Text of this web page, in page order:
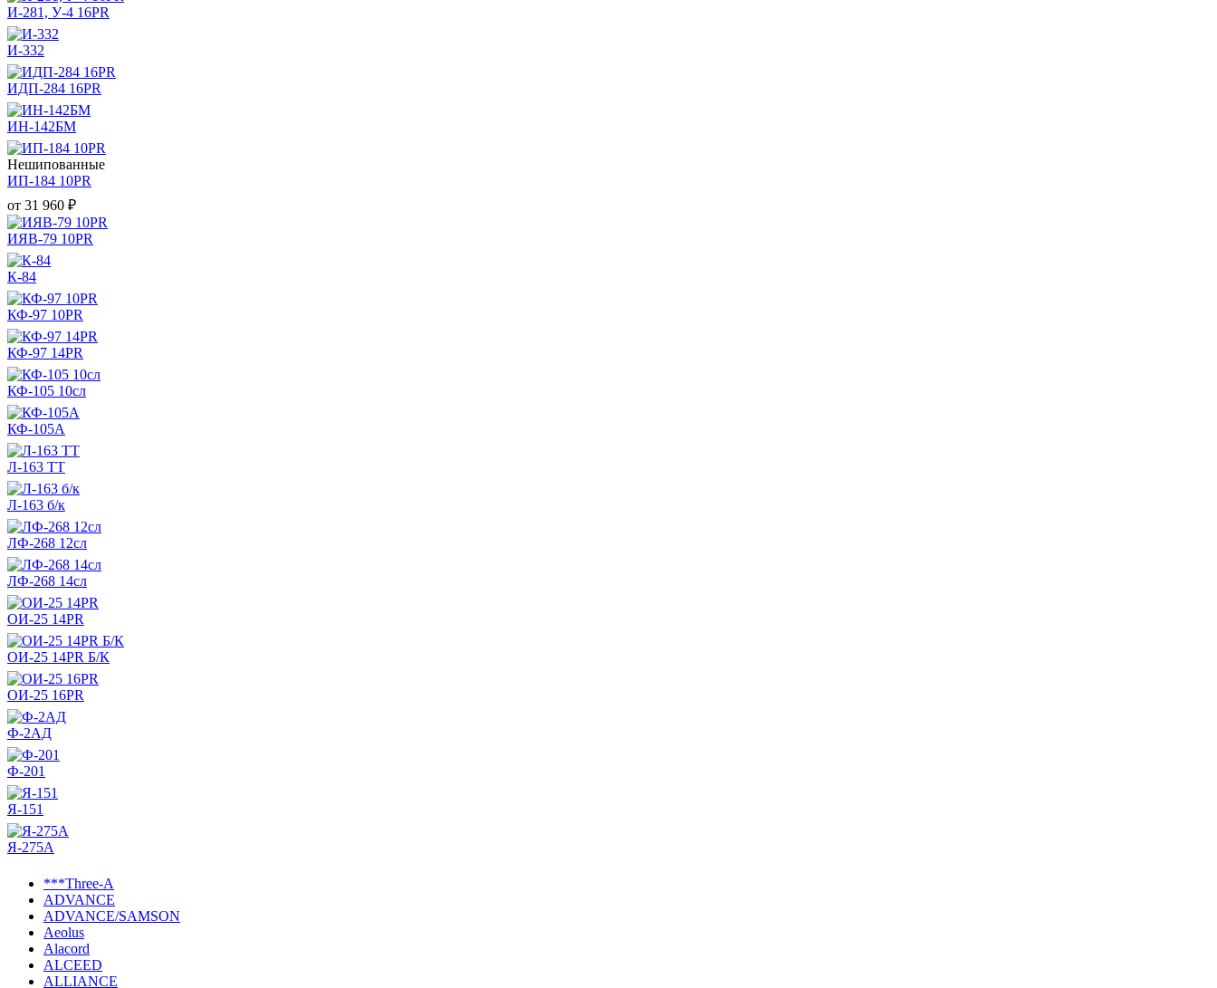
И-281, У-4 16PR
И-332
ИДП-284 16PR
ИН-142БМ
Нешипованные
ИП-184 10PR
от 31 960 ₽
ИЯВ-79 10PR
К-84
КФ-97 10PR
КФ-97 14PR
КФ-105 10сл
КФ-105А
Л-163 TT
Л-163 б/к
ЛФ-268 12сл
ЛФ-268 14сл
ОИ-25 14PR
ОИ-25 14PR Б/К
ОИ-25 16PR
Ф-2АД
Ф-201
Я-151
Я-275А
***Three-A
ADVANCE
ADVANCE/SAMSON
Aeolus
Alacord
ALCEED
ALLIANCE